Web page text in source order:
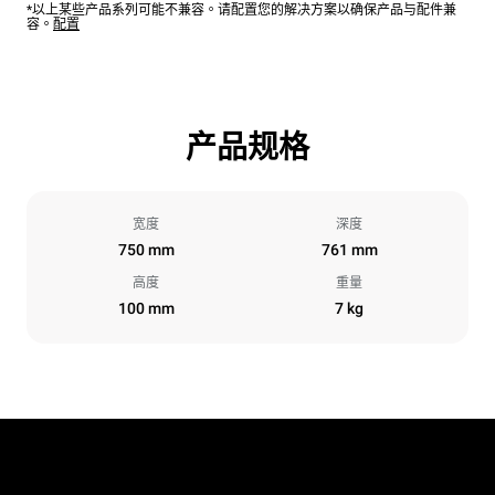
*以上某些产品系列可能不兼容。请配置您的解决方案以确保产品与配件兼
容。 配置
产品规格
宽度
750 mm
深度
761 mm
高度
100 mm
重量
7 kg